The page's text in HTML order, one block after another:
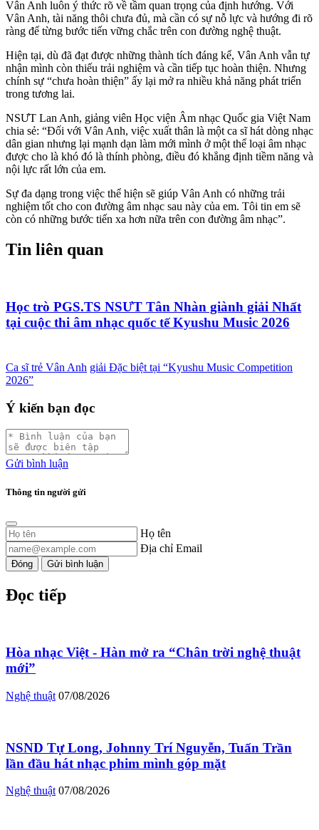
Vân Anh luôn ý thức rõ về tầm quan trọng của định hướng. Với
Vân Anh, tài năng thôi chưa đủ, mà cần có sự nỗ lực và hướng đi rõ
ràng để từng bước tiến vững chắc trên con đường nghệ thuật.
Hiện tại, dù đã đạt được những thành tích đáng kể, Vân Anh vẫn tự
nhận mình còn thiếu trải nghiệm và cần tiếp tục hoàn thiện. Nhưng
chính sự “chưa hoàn thiện” ấy lại mở ra nhiều khả năng phát triển
trong tương lai.
NSƯT Lan Anh, giảng viên Học viện Âm nhạc Quốc gia Việt Nam
chia sẻ: “Đối với Vân Anh, việc xuất thân là một ca sĩ hát dòng nhạc
dân gian nhưng lại mạnh dạn làm mới mình ở một thể loại âm nhạc
được cho là khó đó là thính phòng, điều đó khẳng định tiềm năng và
nội lực rất lớn của em.
Sự đa dạng trong việc thể hiện sẽ giúp Vân Anh có những trải
nghiệm tốt cho con đường âm nhạc sau này của em. Tôi tin em sẽ
còn có những bước tiến xa hơn nữa trên con đường âm nhạc”.
Tin liên quan
Học trò PGS.TS NSƯT Tân Nhàn giành giải Nhất
tại cuộc thi âm nhạc quốc tế Kyushu Music 2026
Ca sĩ trẻ Vân Anh giải Đặc biệt tại “Kyushu Music Competition
2026”
Ý kiến bạn đọc
Gửi bình luận
Thông tin người gửi
Họ tên
Địa chỉ Email
Đóng Gửi bình luận
Đọc tiếp
Hòa nhạc Việt - Hàn mở ra “Chân trời nghệ thuật
mới”
Nghệ thuật 07/08/2026
NSND Tự Long, Johnny Trí Nguyễn, Tuấn Trần
lần đầu hát nhạc phim mình góp mặt
Nghệ thuật 07/08/2026